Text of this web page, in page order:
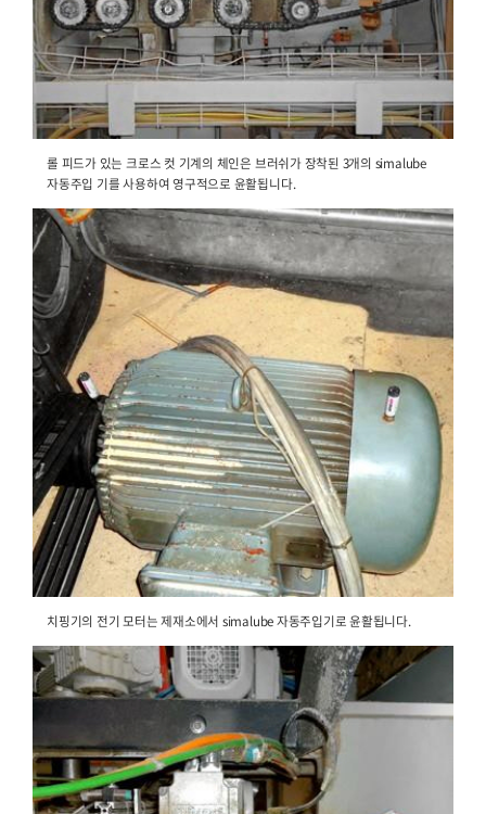
진동 채널의 베어링은 3개의 simalube 자동 주입기
윤활됩니다.